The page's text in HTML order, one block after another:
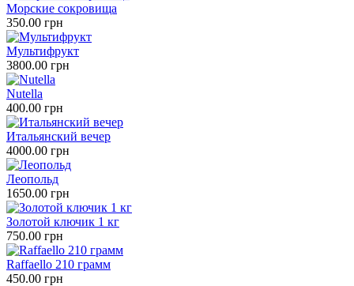
Морские сокровища
350.00 грн
Мультифрукт
3800.00 грн
Nutella
400.00 грн
Итальянский вечер
4000.00 грн
Леопольд
1650.00 грн
Золотой ключик 1 кг
750.00 грн
Raffaello 210 грамм
450.00 грн